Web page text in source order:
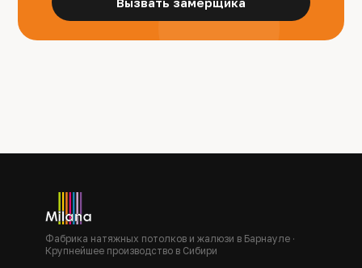
Фабрика натяжных потолков и жалюзи в Барнауле ·
Крупнейшее производство в Сибири